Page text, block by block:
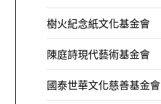
樹火紀念紙文化基金會
陳庭詩現代藝術基金會
國泰世華文化慈善基金會